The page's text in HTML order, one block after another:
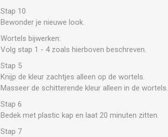
Stap 10
Bewonder je nieuwe look.
Wortels bijwerken:
Volg stap 1 - 4 zoals hierboven beschreven.
Stap 5
Knijp de kleur zachtjes alleen op de wortels.
Masseer de schitterende kleur alleen in de wortels.
Stap 6
Bedek met plastic kap en laat 20 minuten zitten.
Stap 7